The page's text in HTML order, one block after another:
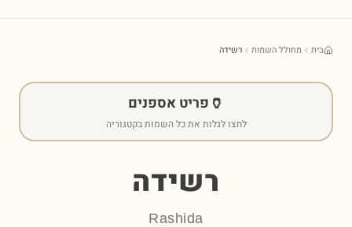
בית מחולל השמות רשידה
🏺 פריט אספנים
לחצו לגלות את כל השמות בקטגוריה
רשידה
Rashida